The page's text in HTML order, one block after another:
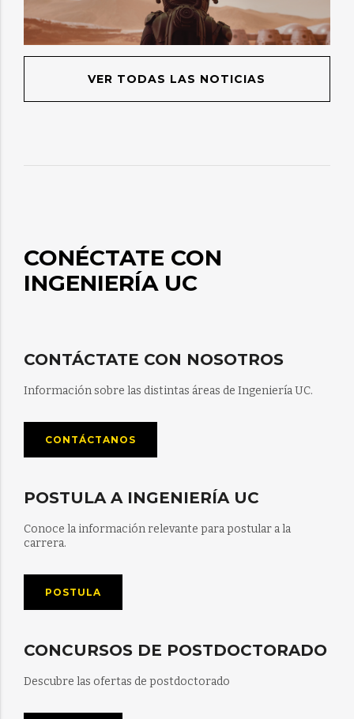
VER TODAS LAS NOTICIAS
CONÉCTATE CON
INGENIERÍA UC
CONTÁCTATE CON NOSOTROS
Información sobre las distintas áreas de Ingeniería UC.
CONTÁCTANOS
POSTULA A INGENIERÍA UC
Conoce la información relevante para postular a la
carrera.
POSTULA
CONCURSOS DE POSTDOCTORADO
Descubre las ofertas de postdoctorado